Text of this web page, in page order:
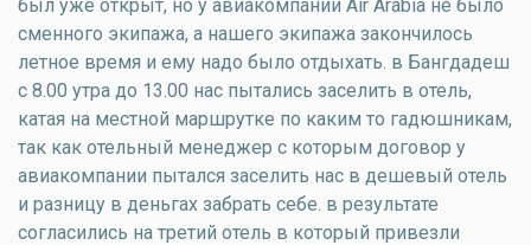
был уже открыт, но у авиакомпании Air Arabia не было
сменного экипажа, а нашего экипажа закончилось
летное время и ему надо было отдыхать. в Бангдадеш
с 8.00 утра до 13.00 нас пытались заселить в отель,
катая на местной маршрутке по каким то гадюшникам,
так как отельный менеджер с которым договор у
авиакомпании пытался заселить нас в дешевый отель
и разницу в деньгах забрать себе. в результате
согласились на третий отель в который привезли